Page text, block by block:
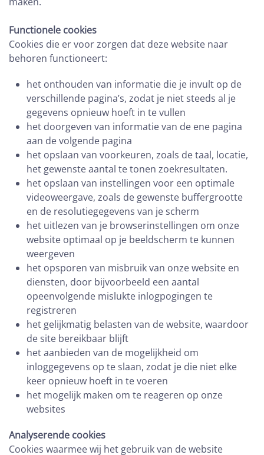
Functionele cookies
Cookies die er voor zorgen dat deze website naar
behoren functioneert:
het onthouden van informatie die je invult op de
verschillende pagina’s, zodat je niet steeds al je
gegevens opnieuw hoeft in te vullen
het doorgeven van informatie van de ene pagina
aan de volgende pagina
het opslaan van voorkeuren, zoals de taal, locatie,
het gewenste aantal te tonen zoekresultaten.
het opslaan van instellingen voor een optimale
videoweergave, zoals de gewenste buffergrootte
en de resolutiegegevens van je scherm
het uitlezen van je browserinstellingen om onze
website optimaal op je beeldscherm te kunnen
weergeven
het opsporen van misbruik van onze website en
diensten, door bijvoorbeeld een aantal
opeenvolgende mislukte inlogpogingen te
registreren
het gelijkmatig belasten van de website, waardoor
de site bereikbaar blijft
het aanbieden van de mogelijkheid om
inloggegevens op te slaan, zodat je die niet elke
keer opnieuw hoeft in te voeren
het mogelijk maken om te reageren op onze
websites
Analyserende cookies
Cookies waarmee wij het gebruik van de website